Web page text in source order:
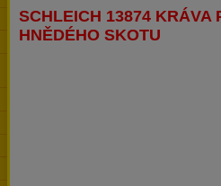
SCHLEICH 13874 KRÁVA
HNĚDÉHO SKOTU